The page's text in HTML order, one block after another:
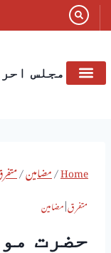
مجلس
Home
/مضامین/
متفرق|مضامین
حضرت